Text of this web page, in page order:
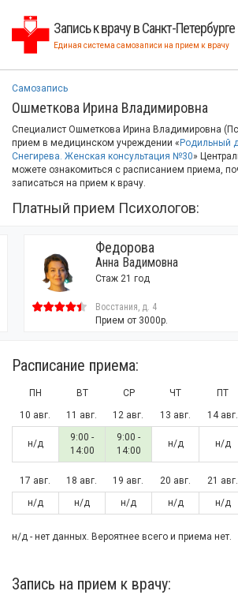
Запись к врачу в Санкт-Петербурге
Единая система самозаписи на прием к врачу
Самозапись
Ошметкова Ирина Владимировна
Специалист Ошметкова Ирина Владимировна
прием в медицинском учреждении « Родильный
Снегирева. Женская консультация №30»
можете ознакомиться с расписанием приема,
записаться на прием к врачу.
Платный прием Психологов:
Федорова
Анна Вадимовна
Стаж 21 год
Восстания, д. 4
Прием от 3000р.
Расписание приема:
ПН ВТ СР ЧТ ПТ
10 авг.
11 авг. 12 авг. 13 авг. 14 авг.
н/д
9:00 -
14:00
9:00 -
14:00
н/д н/д
17 авг. 18 авг. 19 авг. 20 авг. 21 авг.
н/д
н/д н/д н/д н/д
н/д - нет данных. Вероятнее всего и приема нет.
Запись на прием к врачу: